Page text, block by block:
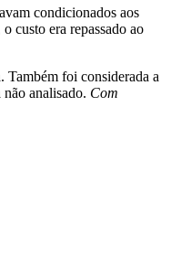
condicionados aos
custo era repassado ao
Também foi considerada a
analisado. Com